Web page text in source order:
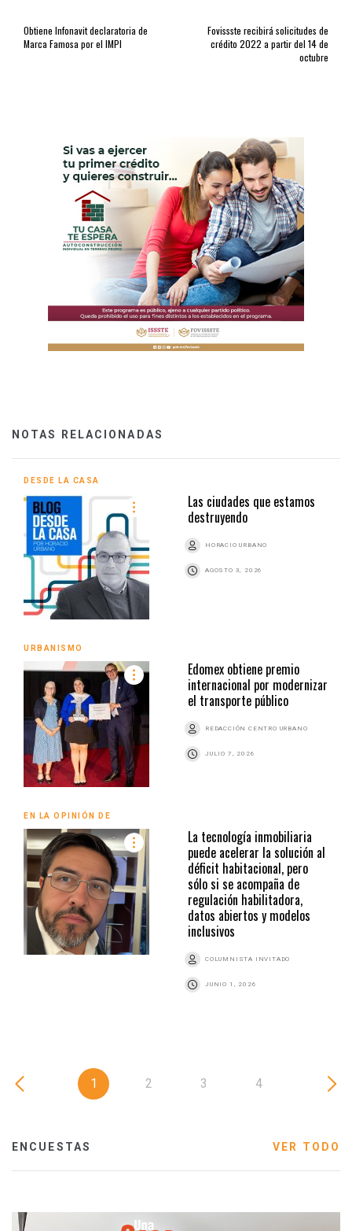
Obtiene Infonavit declaratoria de
Marca Famosa por el IMPI
Fovissste recibirá solicitudes de
crédito 2022 a partir del 14 de
octubre
NOTAS RELACIONADAS
DESDE LA CASA
Las ciudades que estamos
destruyendo
HORACIO URBANO
AGOSTO 3, 2026
URBANISMO
Edomex obtiene premio
internacional por modernizar
el transporte público
REDACCIÓN CENTRO URBANO
JULIO 7, 2026
EN LA OPINIÓN DE
La tecnología inmobiliaria
puede acelerar la solución al
déficit habitacional, pero
sólo si se acompaña de
regulación habilitadora,
datos abiertos y modelos
inclusivos
COLUMNISTA INVITADO
JUNIO 1, 2026
1 2 3 4
ENCUESTAS VER TODO